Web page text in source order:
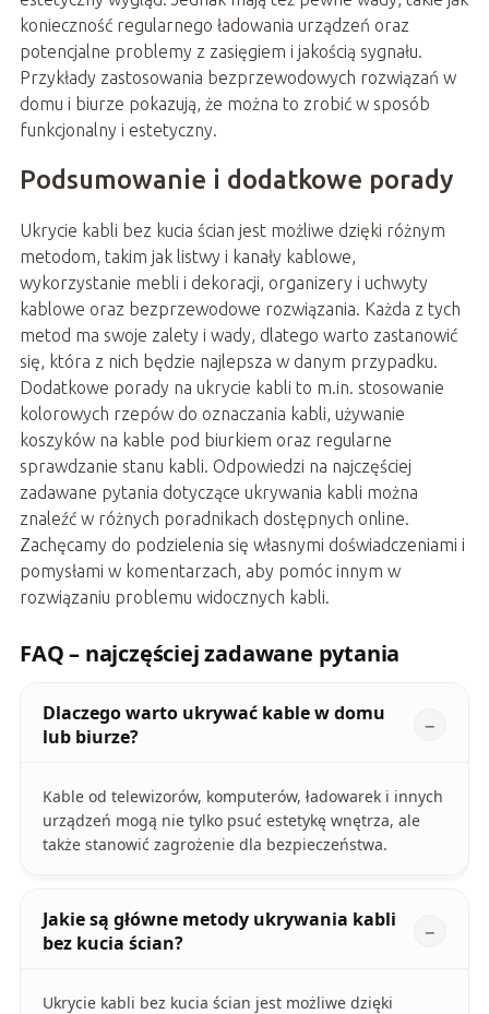
konieczność regularnego ładowania urządzeń oraz
potencjalne problemy z zasięgiem i jakością sygnału.
Przykłady zastosowania bezprzewodowych rozwiązań w
domu i biurze pokazują, że można to zrobić w sposób
funkcjonalny i estetyczny.
Podsumowanie i dodatkowe porady
Ukrycie kabli bez kucia ścian jest możliwe dzięki różnym
metodom, takim jak listwy i kanały kablowe,
wykorzystanie mebli i dekoracji, organizery i uchwyty
kablowe oraz bezprzewodowe rozwiązania. Każda z tych
metod ma swoje zalety i wady, dlatego warto zastanowić
się, która z nich będzie najlepsza w danym przypadku.
Dodatkowe porady na ukrycie kabli to m.in. stosowanie
kolorowych rzepów do oznaczania kabli, używanie
koszyków na kable pod biurkiem oraz regularne
sprawdzanie stanu kabli. Odpowiedzi na najczęściej
zadawane pytania dotyczące ukrywania kabli można
znaleźć w różnych poradnikach dostępnych online.
Zachęcamy do podzielenia się własnymi doświadczeniami i
pomysłami w komentarzach, aby pomóc innym w
rozwiązaniu problemu widocznych kabli.
FAQ – najczęściej zadawane pytania
Dlaczego warto ukrywać kable w domu
lub biurze?
Kable od telewizorów, komputerów, ładowarek i innych
urządzeń mogą nie tylko psuć estetykę wnętrza, ale
także stanowić zagrożenie dla bezpieczeństwa.
Jakie są główne metody ukrywania kabli
bez kucia ścian?
Ukrycie kabli bez kucia ścian jest możliwe dzięki